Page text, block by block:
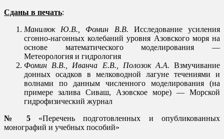
Сданы в печать:
Манилюк Ю.В., Фомин В.В. Исследование усиления
сгонно-нагонных колебаний уровня Азовского моря на
основе математического моделирования —
Метеорология и гидрология
Фомин В.В., Иванча Е.В., Полозок А.А. Взмучивание
донных осадков в мелководной лагуне течениями и
волнами по данным численного моделирования (на
примере залива Сиваш, Азовское море) — Морской
гидрофизический журнал
№ 5«Перечень подготовленных и опубликованных
монографий и учебных пособий»